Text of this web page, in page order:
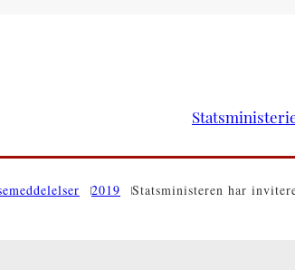
2019 Statsministeren har